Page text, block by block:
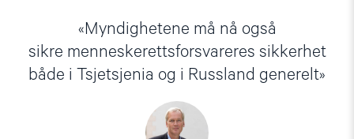
Myndighetene må nå også
sikre menneskerettsforsvareres sikkerhet
både i Tsjetsjenia og i Russland generelt